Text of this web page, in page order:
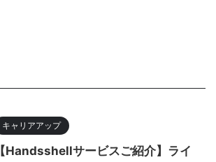
キャリアアップ
【Handsshellサービスご紹介】ライ